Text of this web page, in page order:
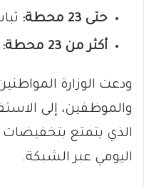
حتى 23 محطة:
أكثر من 23 محطة:
ودعت الوزارة
والموظفين، إلى
الذي يتمتع بتخفيضات
اليومي عبر الشبكة.